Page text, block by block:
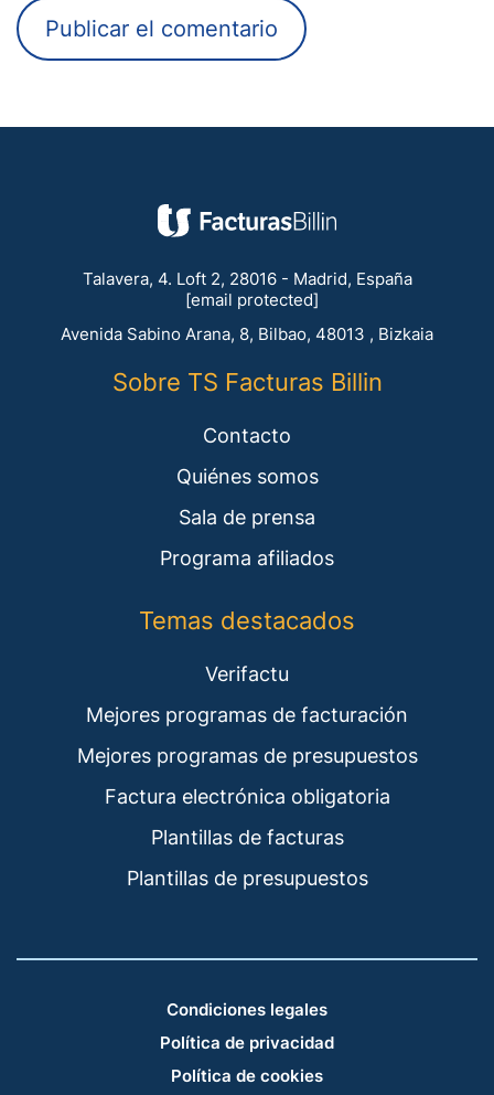
Talavera, 4. Loft 2, 28016 - Madrid, España
[email protected]
Avenida Sabino Arana, 8, Bilbao, 48013 , Bizkaia
Sobre TS Facturas Billin
Contacto
Quiénes somos
Sala de prensa
Programa afiliados
Temas destacados
Verifactu
Mejores programas de facturación
Mejores programas de presupuestos
Factura electrónica obligatoria
Plantillas de facturas
Plantillas de presupuestos
Condiciones legales
Política de privacidad
Política de cookies